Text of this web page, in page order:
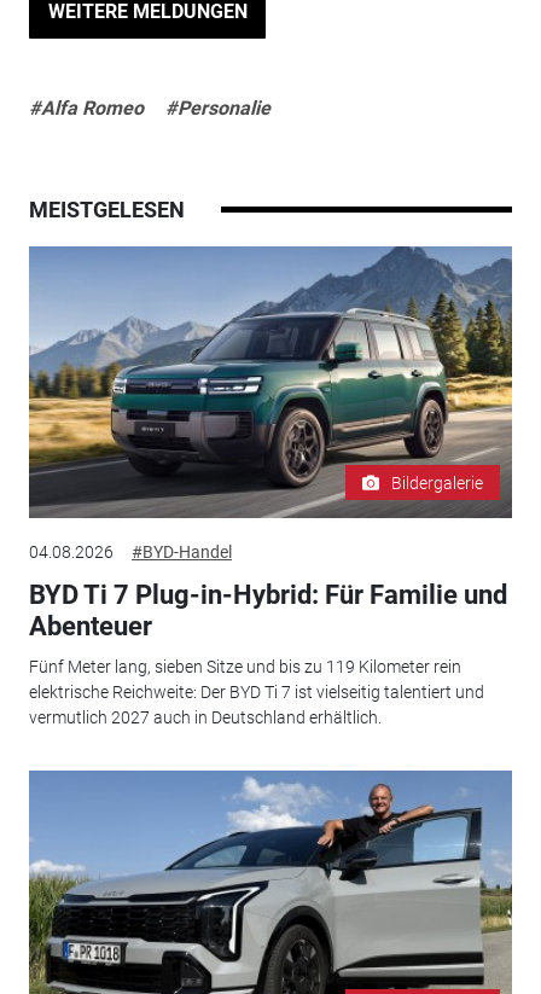
WEITERE MELDUNGEN
#Alfa Romeo #Personalie
MEISTGELESEN
Bildergalerie
04.08.2026 #BYD-Handel
BYD Ti 7 Plug-in-Hybrid: Für Familie und
Abenteuer
Fünf Meter lang, sieben Sitze und bis zu 119 Kilometer rein
elektrische Reichweite: Der BYD Ti 7 ist vielseitig talentiert und
vermutlich 2027 auch in Deutschland erhältlich.